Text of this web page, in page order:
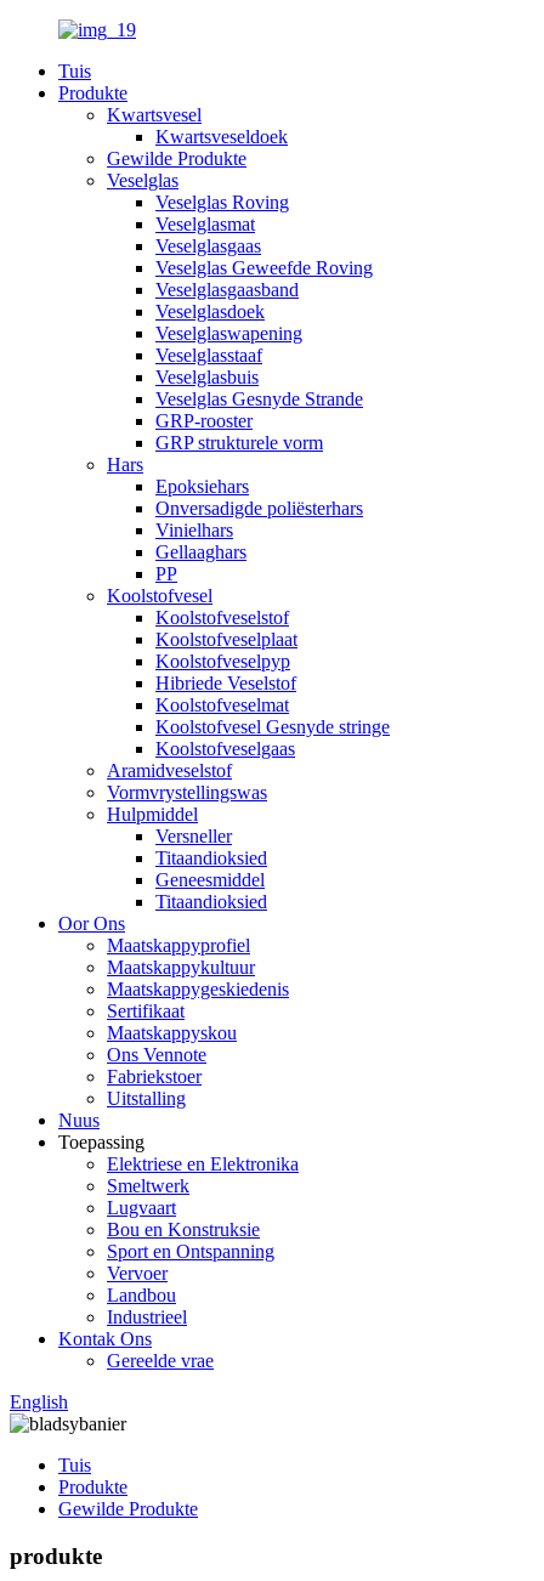
Tuis
Produkte
Kwartsvesel
Kwartsveseldoek
Gewilde Produkte
Veselglas
Veselglas Roving
Veselglasmat
Veselglasgaas
Veselglas Geweefde Roving
Veselglasgaasband
Veselglasdoek
Veselglaswapening
Veselglasstaaf
Veselglasbuis
Veselglas Gesnyde Strande
GRP-rooster
GRP strukturele vorm
Hars
Epoksiehars
Onversadigde poliësterhars
Vinielhars
Gellaaghars
PP
Koolstofvesel
Koolstofveselstof
Koolstofveselplaat
Koolstofveselpyp
Hibriede Veselstof
Koolstofveselmat
Koolstofvesel Gesnyde stringe
Koolstofveselgaas
Aramidveselstof
Vormvrystellingswas
Hulpmiddel
Versneller
Titaandioksied
Geneesmiddel
Titaandioksied
Oor Ons
Maatskappyprofiel
Maatskappykultuur
Maatskappygeskiedenis
Sertifikaat
Maatskappyskou
Ons Vennote
Fabriekstoer
Uitstalling
Nuus
Toepassing
Elektriese en Elektronika
Smeltwerk
Lugvaart
Bou en Konstruksie
Sport en Ontspanning
Vervoer
Landbou
Industrieel
Kontak Ons
Gereelde vrae
English
Tuis
Produkte
Gewilde Produkte
produkte